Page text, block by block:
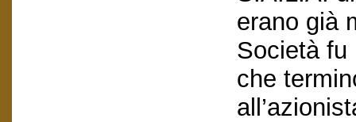
erano già
Società fu
che